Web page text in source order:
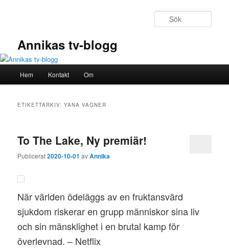
Annikas tv-blogg
Hem Kontakt Om
ETIKETTARKIV:YANA VAGNER
To The Lake, Ny premiär!
Publicerat2020-10-01 avAnnika
När världen ödeläggs av en fruktansvärd
sjukdom riskerar en grupp människor sina liv
och sin mänsklighet i en brutal kamp för
överlevnad. – Netflix